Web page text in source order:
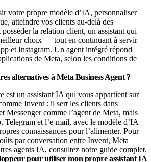
votre propre modèle d’IA, personnaliser
atteindre vos clients au-delà des
la relation client, un assistant qui
choix — tout en continuant à servir
et Instagram. Un agent intégré répond
de Meta, selon les conditions de
alternatives à Meta Business Agent ?
est un assistant IA qui vous appartient sur
Invent : il sert les clients dans
Messenger comme l’agent de Meta, mais
Telegram et l’e-mail, avec le modèle d’IA
connaissances pour l’alimenter. Pour
par conversation entre Invent, Meta
agents IA, consultez notre guide complet.
pour utiliser mon propre assistant IA